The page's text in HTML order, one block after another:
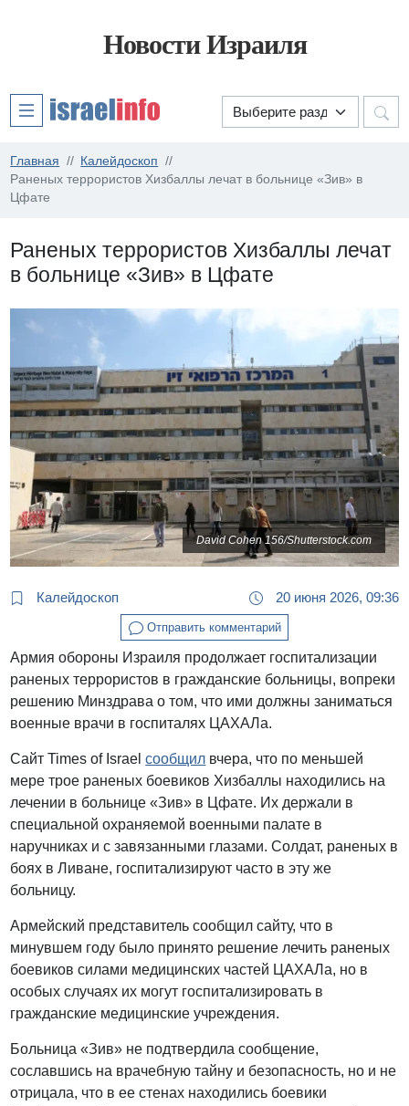
Новости Израиля
Главная
Калейдоскоп
Раненых террористов Хизбаллы лечат в больнице «Зив» в
Цфате
Раненых террористов Хизбаллы лечат
в больнице «Зив» в Цфате
David Cohen 156/Shutterstock.com
Калейдоскоп 20 июня 2026, 09:36
Отправить комментарий
Армия обороны Израиля продолжает госпитализации
раненых террористов в гражданские больницы, вопреки
решению Минздрава о том, что ими должны заниматься
военные врачи в госпиталях ЦАХАЛа.
Сайт Times of Israelсообщил вчера, что по меньшей
мере трое раненых боевиков Хизбаллы находились на
лечении в больнице «Зив» в Цфате. Их держали в
специальной охраняемой военными палате в
наручниках и с завязанными глазами. Солдат, раненых в
боях в Ливане, госпитализируют часто в эту же
больницу.
Армейский представитель сообщил сайту, что в
минувшем году было принято решение лечить раненых
боевиков силами медицинских частей ЦАХАЛа, но в
особых случаях их могут госпитализировать в
гражданские медицинские учреждения.
Больница «Зив» не подтвердила сообщение,
сославшись на врачебную тайну и безопасность, но и не
отрицала, что в ее стенах находились боевики